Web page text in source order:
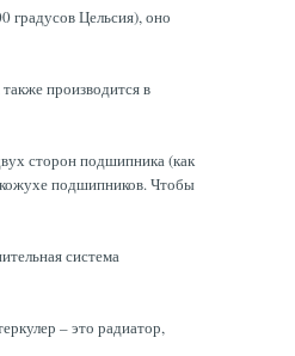
градусов Цельсия), оно
производится в
сторон подшипника (как
кожухе подшипников. Чтобы
система
– это радиатор,